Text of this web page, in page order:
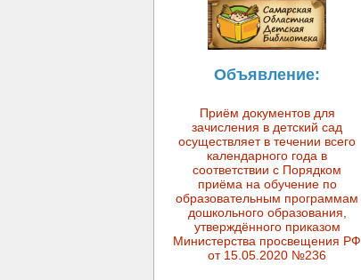
Объявление:
Приём документов для
зачисления в детский сад
осуществляет в течении всего
календарного года в
соответствии с Порядком
приёма на обучение по
образовательным программам
дошкольного образования,
утверждённого приказом
Министерства просвещения РФ
от 15.05.2020 №236